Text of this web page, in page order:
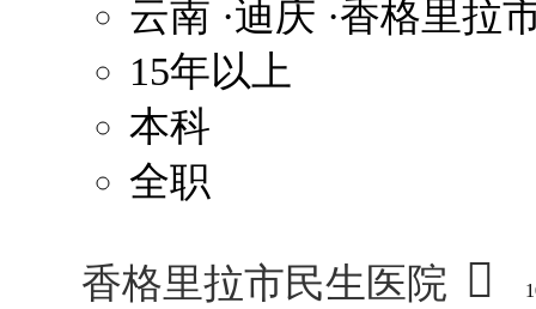
云南 ·迪庆 ·香格里拉
15年以上
本科
全职
香格里拉市民生医院 